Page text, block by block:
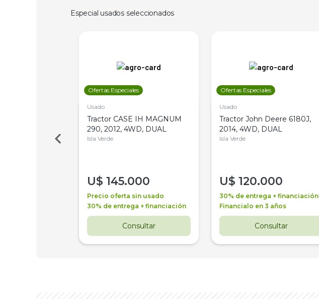
Especial usados seleccionados
Ofertas Especiales
Usado
Tractor CASE IH MAGNUM
290, 2012, 4WD, DUAL
Isla Verde
U$ 145.000
Precio oferta sin usado
30% de entrega + financiación
Consultar
Ofertas Especiales
Usado
Tractor John Deere 6180J,
2014, 4WD, DUAL
Isla Verde
U$ 120.000
30% de entrega + financiación
Financialo en 3 años
Consultar